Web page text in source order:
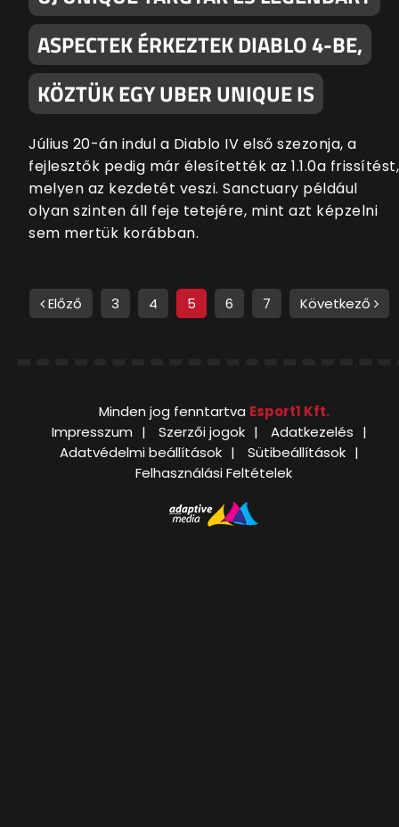
ASPECTEK ÉRKEZTEK DIABLO 4-BE,
KÖZTÜK EGY UBER UNIQUE IS
Július 20-án indul a Diablo IV első szezonja, a
fejlesztők pedig már élesítették az 1.1.0a frissítést,
melyen az kezdetét veszi. Sanctuary például
olyan szinten áll feje tetejére, mint azt képzelni
sem mertük korábban.
Előző 3 4 5 6 7 Következő
Minden jog fenntartva Esport1 Kft.
Impresszum
Szerzői jogok
Adatkezelés
Adatvédelmi beállítások
Sütibeállítások
Felhasználási Feltételek